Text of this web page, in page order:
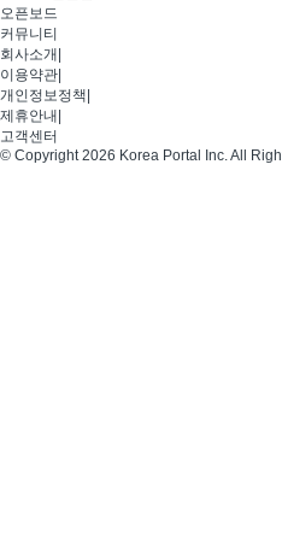
오픈보드
커뮤니티
회사소개
이용약관
개인정보정책
제휴안내
고객센터
© Copyright 2026 Korea Portal Inc. All